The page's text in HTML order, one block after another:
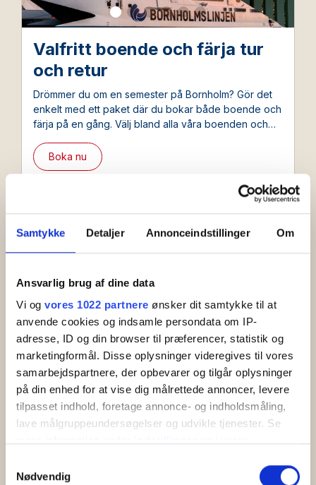
Samtykke Detaljer Annonceindstillinger Om
Ansvarlig brug af dine data
Vi og vores 1022 partnere ønsker dit samtykke til at
anvende cookies og indsamle persondata om IP-
adresse, ID og din browser til præferencer, statistik og
marketingformål. Disse oplysninger videregives til vores
samarbejdspartnere, der opbevarer og tilgår oplysninger
på din enhed for at vise dig målrettede annoncer, levere
tilpasset indhold, foretage annonce- og indholdsmåling,
lave målgruppeundersøgelser og udvikle tjenester. Se
tilbage eller ændre indstillinger fra vores
Nødvendig
Valfritt boende och färja tur
och retur
Drömmer du om en semester på Bornholm? Gör det
enkelt med ett paket där du bokar både boende och
färja på en gång. Välj bland alla våra boenden och
Bornholmslinjen.
Boka nu
Sommarhus & färja tur/retur –
spara 10%
Drömmer du om sommarhusidyll på Bornholm - med
tid för gemenskap, avkoppling och upplevelser i
naturen? Med detta paket väljer du själv ditt
sparar 10% på själva boendet.
Boka nu